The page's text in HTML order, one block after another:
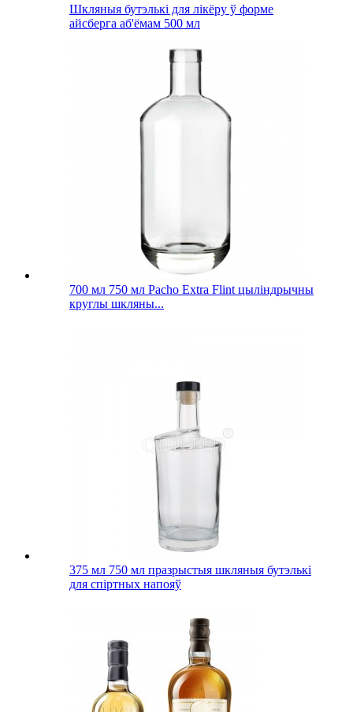
Шкляныя бутэлькі для лікёру ў форме
айсберга аб'ёмам 500 мл
700 мл 750 мл Pacho Extra Flint цыліндрычны
круглы шкляны...
375 мл 750 мл празрыстыя шкляныя бутэлькі
для спіртных напояў